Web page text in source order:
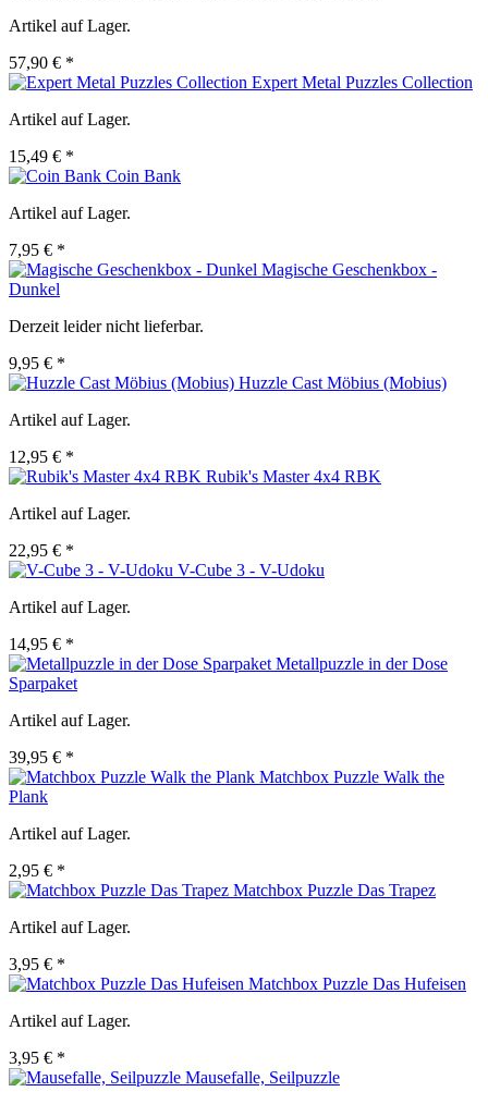
Artikel auf Lager.
57,90 € *
Expert Metal Puzzles Collection
Artikel auf Lager.
15,49 € *
Coin Bank
Artikel auf Lager.
7,95 € *
Magische Geschenkbox -
Dunkel
Derzeit leider nicht lieferbar.
9,95 € *
Huzzle Cast Möbius (Mobius)
Artikel auf Lager.
12,95 € *
Rubik's Master 4x4 RBK
Artikel auf Lager.
22,95 € *
V-Cube 3 - V-Udoku
Artikel auf Lager.
14,95 € *
Metallpuzzle in der Dose
Sparpaket
Artikel auf Lager.
39,95 € *
Matchbox Puzzle Walk the
Plank
Artikel auf Lager.
2,95 € *
Matchbox Puzzle Das Trapez
Artikel auf Lager.
3,95 € *
Matchbox Puzzle Das Hufeisen
Artikel auf Lager.
3,95 € *
Mausefalle, Seilpuzzle